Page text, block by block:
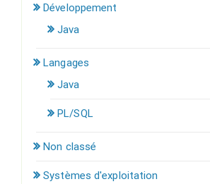
Développement
Java
Langages
Java
PL/SQL
Non classé
Systèmes d'exploitation